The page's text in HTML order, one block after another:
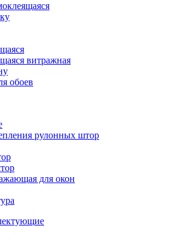
витражная
обоев
рулонных штор
для окон